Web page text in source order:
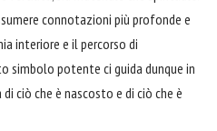
connotazioni più profonde e
interiore e il percorso di
simbolo potente ci guida dunque in
ciò che è nascosto e di ciò che è